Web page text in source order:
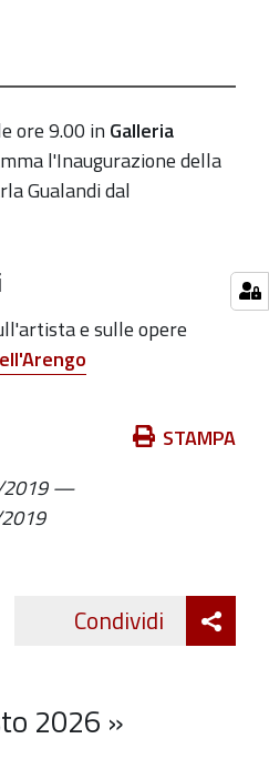
ore 9.00 in Galleria
l'Inaugurazione della
Gualandi dal
e sulle opere
STAMPA
—
Condividi
2026 »